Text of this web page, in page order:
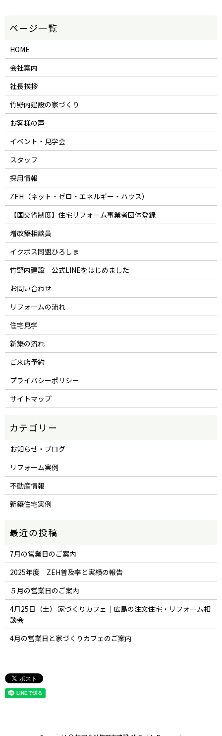
HOME
会社案内
社長挨拶
竹野内建設の家づくり
お客様の声
イベント・見学会
スタッフ
採用情報
ZEH（ネット・ゼロ・エネルギー・ハウス）
【国交省制度】住宅リフォーム事業者団体登録
増改築相談員
イクボス同盟ひろしま
竹野内建設 公式LINEをはじめました
お問い合わせ
リフォームの流れ
住宅見学
新築の流れ
ご来店予約
プライバシーポリシー
サイトマップ
お知らせ・ブログ
リフォーム実例
不動産情報
新築住宅実例
7月の営業日のご案内
2025年度 ZEH普及率と実績の報告
５月の営業日のご案内
4月25日（土） 家づくりカフェ｜広島の注文住宅・リフォーム相
談会
4月の営業日と家づくりカフェのご案内